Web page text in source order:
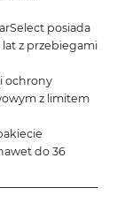
posiada
lat z przebiegami
ochrony
z limitem
do 36